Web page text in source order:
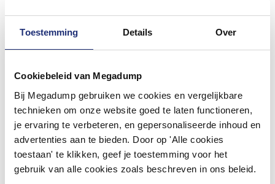
Toestemming Details Over
Cookiebeleid van Megadump
Bij Megadump gebruiken we cookies en vergelijkbare
technieken om onze website goed te laten functioneren,
je ervaring te verbeteren, en gepersonaliseerde inhoud en
advertenties aan te bieden. Door op 'Alle cookies
toestaan' te klikken, geef je toestemming voor het
gebruik van alle cookies zoals beschreven in ons beleid.
AQS Glasrooster Tbv RVS
Douchegoot 110x7 cm
Zwart
Vóór 14:00 besteld,
138,93
81,00
Afdichtingsset Wiesbaden
Universeel RVS
Douchegoot
Vóór 14:00 besteld,
volgende werkdag in huis
34,75